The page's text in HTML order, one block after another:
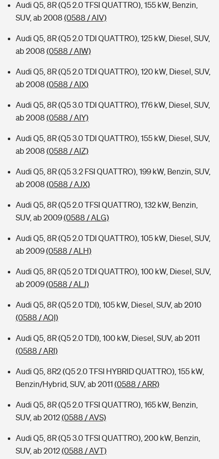
Wer versichert was: Jetzt Versicherer finden
Sie haben Fragen?
Musikinstrumentenversicherung
Zur Übersicht
Tools
Kinderunfall-Check: Mehr Sicherheit für deine Kids
Sie haben Fragen?
Audi Q5, 8R (Q5 2.0 TFSI QUATTRO), 155 kW, Benzin,
SUV, ab 2008 (0588 / AIV)
Audi Q5, 8R (Q5 2.0 TDI QUATTRO), 125 kW, Diesel, SUV,
ab 2008 (0588 / AIW)
Audi Q5, 8R (Q5 2.0 TDI QUATTRO), 120 kW, Diesel, SUV,
ab 2008 (0588 / AIX)
Audi Q5, 8R (Q5 3.0 TDI QUATTRO), 176 kW, Diesel, SUV,
ab 2008 (0588 / AIY)
Audi Q5, 8R (Q5 3.0 TDI QUATTRO), 155 kW, Diesel, SUV,
ab 2008 (0588 / AIZ)
Audi Q5, 8R (Q5 3.2 FSI QUATTRO), 199 kW, Benzin, SUV,
ab 2008 (0588 / AJX)
Audi Q5, 8R (Q5 2.0 TFSI QUATTRO), 132 kW, Benzin,
SUV, ab 2009(0588 / ALG)
Audi Q5, 8R (Q5 2.0 TDI QUATTRO), 105 kW, Diesel, SUV,
ab 2009(0588 / ALH)
Audi Q5, 8R (Q5 2.0 TDI QUATTRO), 100 kW, Diesel, SUV,
ab 2009(0588 / ALJ)
Audi Q5, 8R (Q5 2.0 TDI), 105 kW, Diesel, SUV, ab 2010
(0588 / AQI)
Audi Q5, 8R (Q5 2.0 TDI), 100 kW, Diesel, SUV, ab 2011
(0588 / ARI)
Audi Q5, 8R2 (Q5 2.0 TFSI HYBRID QUATTRO), 155 kW,
Benzin/Hybrid, SUV, ab 2011 (0588 / ARR)
Audi Q5, 8R (Q5 2.0 TFSI QUATTRO), 165 kW, Benzin,
SUV, ab 2012(0588 / AVS)
Audi Q5, 8R (Q5 3.0 TFSI QUATTRO), 200 kW, Benzin,
SUV, ab 2012(0588 / AVT)